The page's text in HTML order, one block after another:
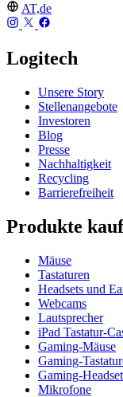
AT,de
Logitech
Unsere Story
Stellenangebote
Investoren
Blog
Presse
Nachhaltigkeit
Recycling
Barrierefreiheit
Produkte
Mäuse
Tastaturen
Headsets und
Webcams
Lautsprecher
iPad Tastatur-
Gaming-Mäuse
Gaming-
Gaming-
Mikrofone